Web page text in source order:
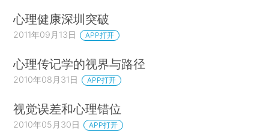
心理健康深圳突破
2011年09月13日 APP打开
心理传记学的视界与路径
2010年08月31日 APP打开
视觉误差和心理错位
2010年05月30日 APP打开